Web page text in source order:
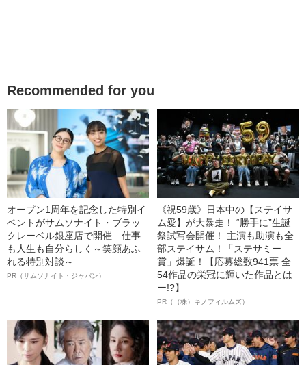
Recommended for you
オープン1周年を記念した特別イ
ベントがサムソナイト・ブラッ
クレーベル銀座店で開催 仕事
も人生も自分らしく～笑顔あふ
れる特別対談～
PR（サムソナイト・ジャパン）
《祝59歳》日本中の【ステイサ
ム愛】が大暴走！ “勝手に”生誕
祭試写会開催！ 主演も助演も全
部ステイサム！「ステサミー
賞」爆誕！【応募総数941票 全
54作品の栄冠に輝いた作品とは
ー!?】
PR（（株）キノフィルムズ）